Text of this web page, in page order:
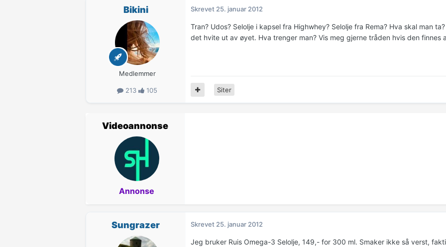
Bikini
Medlemmer
213 105
Skrevet 25. januar 2012
Tran? Udos? Selolje i kapsel fra Highwhey? Selolje fra Rema? Hva skal man
det hvite ut av øyet. Hva trenger man? Vis meg gjerne tråden hvis den finnes
Siter
Videoannonse
Annonse
Sungrazer Skrevet 25. januar 2012
Jeg bruker Ruis Omega-3 Selolje, 149,- for 300 ml. Smaker ikke så verst,